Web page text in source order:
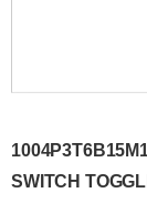
SWITCH